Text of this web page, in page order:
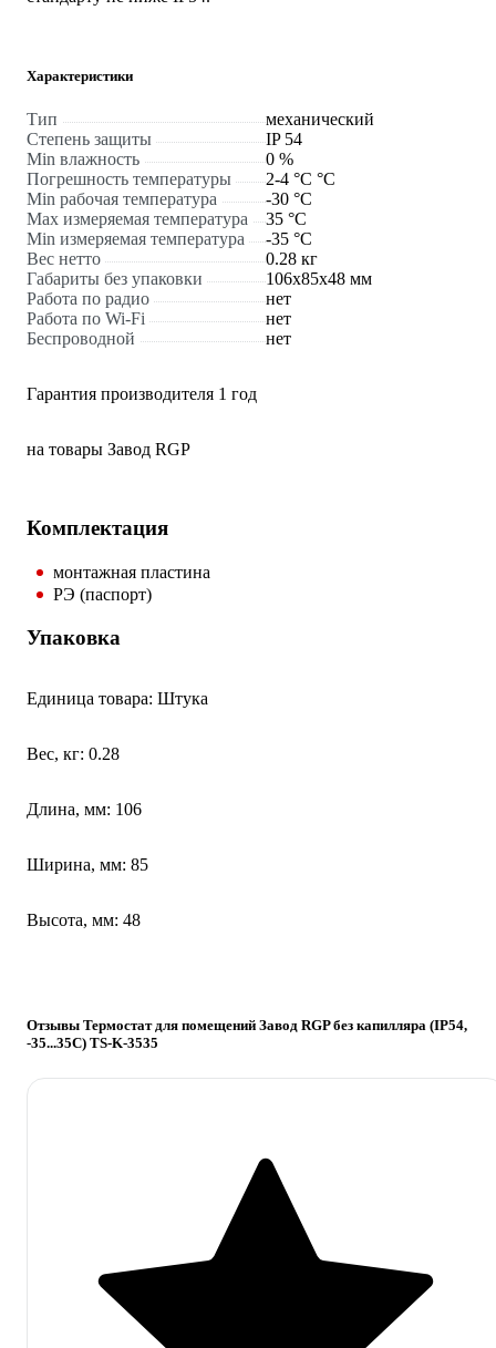
Характеристики
Тип
механический
Степень защиты
IP 54
Min влажность
0 %
Погрешность температуры
2-4 °C °С
Min рабочая температура
-30 °С
Max измеряемая температура
35 °С
Min измеряемая температура
-35 °С
Вес нетто
0.28 кг
Габариты без упаковки
106x85x48 мм
Работа по радио
нет
Работа по Wi-Fi
нет
Беспроводной
нет
Гарантия производителя 1 год
на товары Завод RGP
Комплектация
монтажная пластина
РЭ (паспорт)
Упаковка
Единица товара: Штука
Вес, кг: 0.28
Длина, мм: 106
Ширина, мм: 85
Высота, мм: 48
Отзывы Термостат для помещений Завод RGP без капилляра (IP54,
-35...35C) TS-K-3535